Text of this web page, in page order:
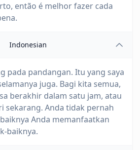
então é melhor fazer cada
Indonesian
pada pandangan. Itu yang saya
juga. Bagi kita semua,
berakhir dalam satu jam, atau
sekarang. Anda tidak pernah
Anda memanfaatkan
baiknya.